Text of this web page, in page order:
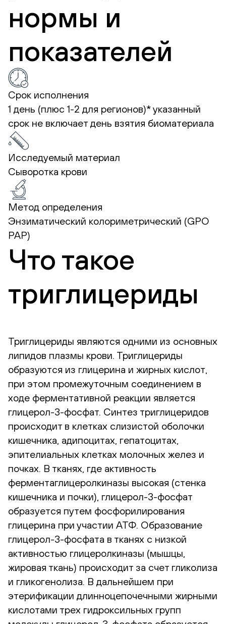
нормы и
показателей
Срок исполнения
1 день (плюс 1-2 для регионов)*указанный
срок не включает день взятия биоматериала
Исследуемый материал
Сыворотка крови
Метод определения
Энзиматический колориметрический (GPO
PAP)
Что такое
триглицериды
Триглицериды являются одними из основных
липидов плазмы крови. Триглицериды
образуются из глицерина и жирных кислот,
при этом промежуточным соединением в
ходе ферментативной реакции является
глицерол-3-фосфат. Синтез триглицеридов
происходит в клетках слизистой оболочки
кишечника, адипоцитах, гепатоцитах,
эпителиальных клетках молочных желез и
почках. В тканях, где активность
ферментаглицеролкиназы высокая (стенка
кишечника и почки), глицерол-3-фосфат
образуется путем фосфорилирования
глицерина при участии АТФ. Образование
глицерол-3-фосфата в тканях с низкой
активностью глицеролкиназы (мышцы,
жировая ткань) происходит за счет гликолиза
и гликогенолиза. В дальнейшем при
этерификации длинноцепочечными жирными
кислотами трех гидроксильных групп